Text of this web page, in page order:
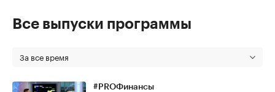
Все выпуски программы
За все время
#PROФинансы